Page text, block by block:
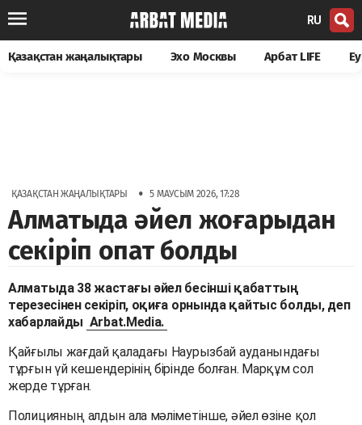
RU
Қазақстан жаңалықтары Эхо Москвы Арбат LIFE
ҚАЗАҚСТАН ЖАҢАЛЫҚТАРЫ • 5 МАУСЫМ 2026, 17:28
Алматыда әйел жоғарыдан
секіріп опат болды
Алматыда 38 жастағы әйел бесінші қабаттың
терезесінен секіріп, оқиға орнында қайтыс болды, деп
хабарлайды Arbat.Media.
Қайғылы жағдай қаладағы Наурызбай ауданындағы
тұрғын үй кешендерінің бірінде болған. Марқұм сол
жерде тұрған.
Полицияның алдын ала мәліметінше, әйел өзіне қол